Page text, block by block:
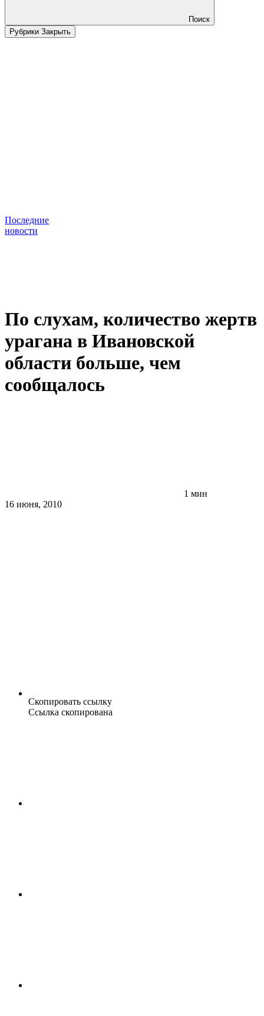
Поиск
Рубрики Закрыть
Последние
новости
По слухам, количество жертв
урагана в Ивановской
области больше, чем
сообщалось
1 мин
16 июня, 2010
Скопировать ссылку
Ссылка скопирована